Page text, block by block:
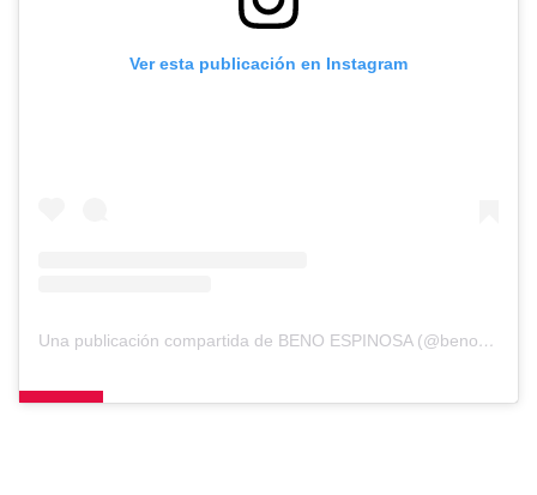
Ver esta publicación en Instagram
Una publicación compartida de BENO ESPINOSA (@benoespinosa)